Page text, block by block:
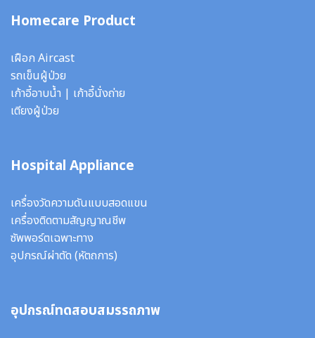
Homecare Product
เฝือก Aircast
รถเข็นผู้ป่วย
เก้าอี้อาบน้ำ | เก้าอี้นั่งถ่าย
เตียงผู้ป่วย
Hospital Appliance
เครื่องวัดความดันแบบสอดแขน
เครื่องติดตามสัญญาณชีพ
ซัพพอร์ตเฉพาะทาง
อุปกรณ์ผ่าตัด (หัตถการ)
อุปกรณ์ทดสอบสมรรถภาพ